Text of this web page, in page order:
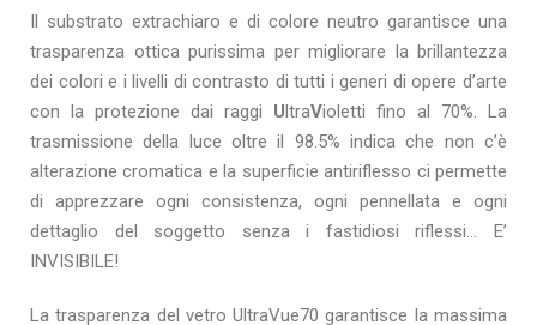
Il substrato extrachiaro e di colore neutro garantisce una
trasparenza ottica purissima per migliorare la brillantezza
dei colori e i livelli di contrasto di tutti i generi di opere d’arte
con la protezione dai raggi UltraVioletti fino al 70%. La
trasmissione della luce oltre il 98.5% indica che non c’è
alterazione cromatica e la superficie antiriflesso ci permette
di apprezzare ogni consistenza, ogni pennellata e ogni
dettaglio del soggetto senza i fastidiosi riflessi… E’
INVISIBILE!
La trasparenza del vetro UltraVue70 garantisce la massima